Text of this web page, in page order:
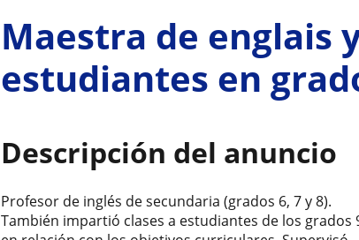
Maestra de englais
estudiantes en
Descripción del anuncio
Profesor de inglés de secundaria (grados 6, 7 y 8).
También impartió clases a estudiantes de los